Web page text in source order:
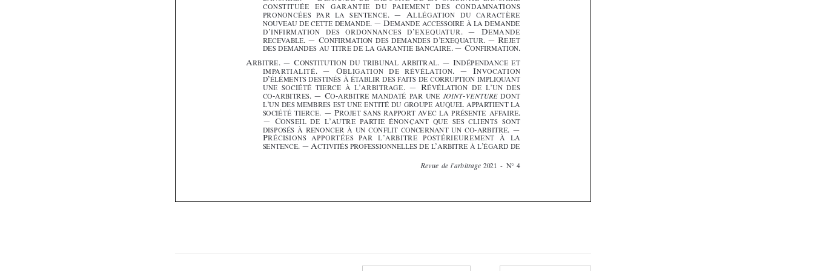
     
          
                
            
            
              
             
                
                    
              
              
            
                
             
                 
           
           
          
Revue de l’arbitrage 2021
arbitre .— constitution Du trib un al arbitral .—inDépenDa nce et
iMpar tialité .—obliga tionDerévélation .—invoc at ion
D
éléMents Destinés àé tablir Des faits De corruption iMpliq
nt
’ itra .—r ’
co-arbitres .—co-arbitre ManDatépar une JoInt-ventUre Dont
l’un Des MeMbres est une entité Du gr oupe auquel appartient
société tierce .—pro Jet sans rapportavec la présente affaire
—conseil De l’ au tre pa rtie énonçant queses clients
sont
Disposés
àrenoncer àu nconflit concern ant un co-arbitr
.—
précisions apportées parl’arbitre postérie ureMentà
la